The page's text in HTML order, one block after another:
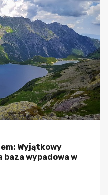
Wyjątkowy
wypadowa w